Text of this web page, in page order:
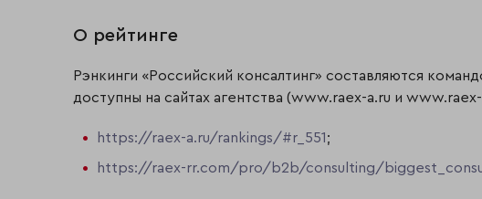
О рейтинге
Рэнкинги «Российский консалтинг» составляются
доступны на сайтах агентства (www.raex-a.ru и
https://raex-a.ru/rankings/#r_551 ;
https://raex-rr.com/pro/b2b/consulting/